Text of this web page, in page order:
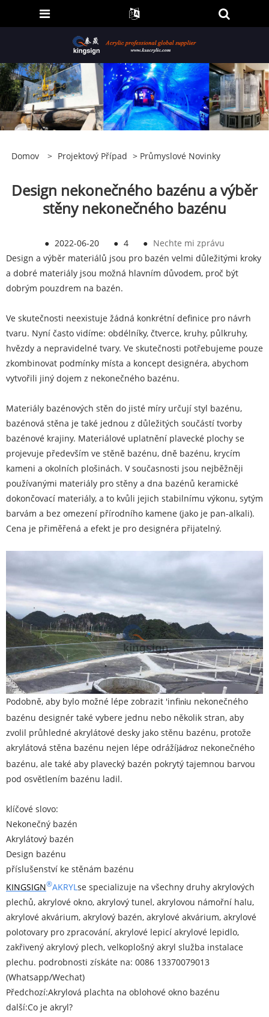
Domov > Projektový Případ > Průmyslové Novinky
Design nekonečného bazénu a výběr
stěny nekonečného bazénu
● 2022-06-20 ● 4 ● Nechte mi zprávu
Design a výběr materiálů jsou pro bazén velmi důležitými kroky
a dobré materiály jsou možná hlavním důvodem, proč být
dobrým pouzdrem na bazén.
Ve skutečnosti neexistuje žádná konkrétní definice pro návrh
tvaru. Nyní často vidíme: obdélníky, čtverce, kruhy, půlkruhy,
hvězdy a nepravidelné tvary. Ve skutečnosti potřebujeme pouze
zkombinovat podmínky místa a koncept designéra, abychom
vytvořili jiný dojem z nekonečného bazénu.
Materiály bazénových stěn do jisté míry určují styl bazénu,
bazénová stěna je také jednou z důležitých součástí tvorby
bazénové krajiny. Materiálové uplatnění plavecké plochy se
projevuje především ve stěně bazénu, dně bazénu, krycím
kameni a okolních plošinách. V současnosti jsou nejběžněji
používanými materiály pro stěny a dna bazénů keramické
dokončovací materiály, a to kvůli jejich stabilnímu výkonu, sytým
barvám a bez omezení přírodního kamene (jako je pan-alkali).
Cena je přiměřená a efekt je pro designéra přijatelný.
Podobně, aby bylo možné lépe zobrazit 'infiniu nekonečného
bazénu designér také vybere jednu nebo několik stran, aby
zvolil průhledné akrylátové desky jako stěnu bazénu, protože
akrylátová stěna bazénu nejen lépe odrážíjádroz nekonečného
bazénu, ale také aby plavecký bazén pokrytý tajemnou barvou
pod osvětlením bazénu ladil.
klíčové slovo:
Nekonečný bazén
Akrylátový bazén
Design bazénu
příslušenství ke stěnám bazénu
KINGSIGN®AKRYL se specializuje na všechny druhy akrylových
plechů, akrylové okno, akrylový tunel, akrylovou námořní halu,
akrylové akvárium, akrylový bazén, akrylové akvárium, akrylové
polotovary pro zpracování, akrylové lepicí akrylové lepidlo,
zakřivený akrylový plech, velkoplošný akryl služba instalace
plechu. podrobnosti získáte na: 0086 13370079013
(Whatsapp/Wechat)
Předchozí:Akrylová plachta na oblohové okno bazénu
další:Co je akryl?